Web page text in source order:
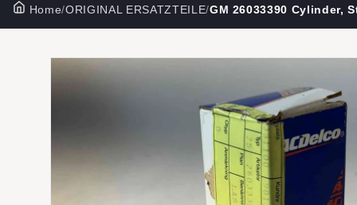
Home/ORIGINAL ERSATZTEILE/GM 26033390 Cylinder,
Zu